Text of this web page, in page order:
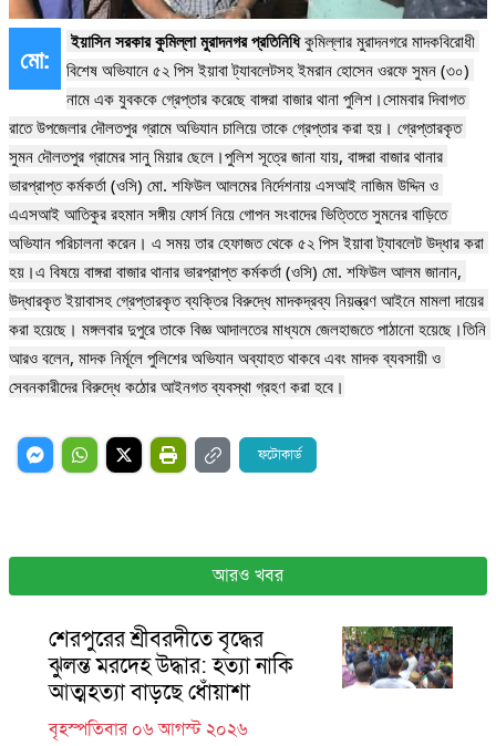
মো:
ইয়াসিন সরকার কুমিল্লা মুরাদনগর প্রতিনিধি কুমিল্লার মুরাদনগরে মাদকবিরোধী
বিশেষ অভিযানে ৫২ পিস ইয়াবা ট্যাবলেটসহ ইমরান হোসেন ওরফে সুমন (৩০)
নামে এক যুবককে গ্রেপ্তার করেছে বাঙ্গরা বাজার থানা পুলিশ।সোমবার দিবাগত
রাতে উপজেলার দৌলতপুর গ্রামে অভিযান চালিয়ে তাকে গ্রেপ্তার করা হয়। গ্রেপ্তারকৃত
সুমন দৌলতপুর গ্রামের সানু মিয়ার ছেলে।পুলিশ সূত্রে জানা যায়, বাঙ্গরা বাজার থানার
ভারপ্রাপ্ত কর্মকর্তা (ওসি) মো. শফিউল আলমের নির্দেশনায় এসআই নাজিম উদ্দিন ও
এএসআই আতিকুর রহমান সঙ্গীয় ফোর্স নিয়ে গোপন সংবাদের ভিত্তিতে সুমনের বাড়িতে
অভিযান পরিচালনা করেন। এ সময় তার হেফাজত থেকে ৫২ পিস ইয়াবা ট্যাবলেট উদ্ধার করা
হয়।এ বিষয়ে বাঙ্গরা বাজার থানার ভারপ্রাপ্ত কর্মকর্তা (ওসি) মো. শফিউল আলম জানান,
উদ্ধারকৃত ইয়াবাসহ গ্রেপ্তারকৃত ব্যক্তির বিরুদ্ধে মাদকদ্রব্য নিয়ন্ত্রণ আইনে মামলা দায়ের
করা হয়েছে। মঙ্গলবার দুপুরে তাকে বিজ্ঞ আদালতের মাধ্যমে জেলহাজতে পাঠানো হয়েছে।তিনি
আরও বলেন, মাদক নির্মূলে পুলিশের অভিযান অব্যাহত থাকবে এবং মাদক ব্যবসায়ী ও
সেবনকারীদের বিরুদ্ধে কঠোর আইনগত ব্যবস্থা গ্রহণ করা হবে।
ফটোকার্ড
আরও খবর
শেরপুরের শ্রীবরদীতে বৃদ্ধের
ঝুলন্ত মরদেহ উদ্ধার: হত্যা নাকি
আত্মহত্যা বাড়ছে ধোঁয়াশা
বৃহস্পতিবার ০৬ আগস্ট ২০২৬